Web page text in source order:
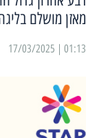
מאזן מושלם
01:13 | 17/03/2025